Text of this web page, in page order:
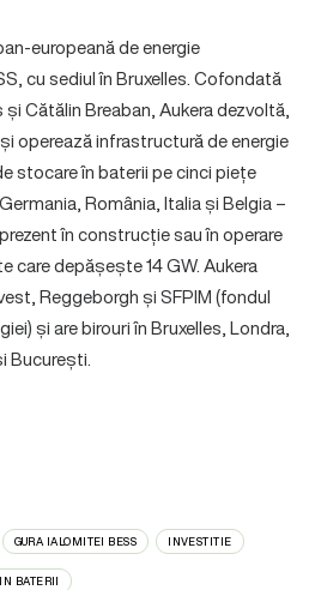
europeană de energie
cu sediul în Bruxelles. Cofondată
Cătălin Breaban, Aukera dezvoltă,
operează infrastructură de energie
stocare în baterii pe cinci piețe
România, Italia și Belgia –
în construcție sau în operare
care depășește 14 GW. Aukera
Reggeborgh și SFPIM (fondul
și are birouri în Bruxelles, Londra,
București.
GURA IALOMITEI BESS INVESTITIE
BATERII